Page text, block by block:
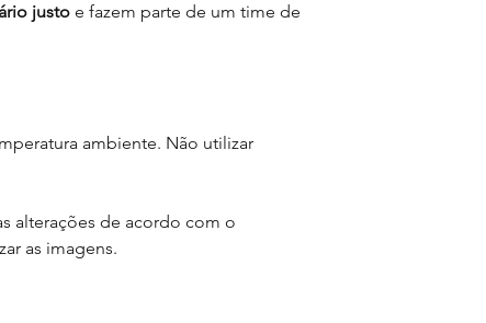
justo e fazem parte de um time de
ambiente. Não utilizar
alterações de acordo com o
as imagens.